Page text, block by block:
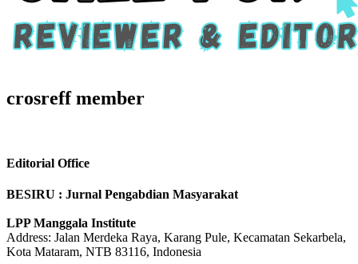
crosreff member
Editorial Office
BESIRU : Jurnal Pengabdian Masyarakat
LPP Manggala Institute
Address: Jalan Merdeka Raya, Karang Pule, Kecamatan Sekarbela,
Kota Mataram, NTB 83116, Indonesia